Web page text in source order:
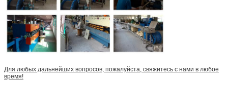
Для любых дальнейших вопросов, пожалуйста, свяжитесь с нами в любое
время!